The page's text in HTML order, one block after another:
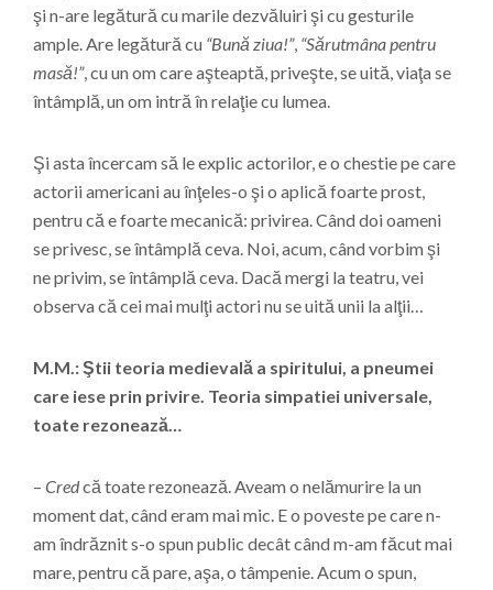
şi n-are legătură cu marile dezvăluiri şi cu gesturile
ample. Are legătură cu “Bună ziua!”, “Sărutmâna pentru
masă!”, cu un om care aşteaptă, priveşte, se uită, viaţa se
întâmplă, un om intră în relaţie cu lumea.
Şi asta încercam să le explic actorilor, e o chestie pe care
actorii americani au înţeles-o şi o aplică foarte prost,
pentru că e foarte mecanică: privirea. Când doi oameni
se privesc, se întâmplă ceva. Noi, acum, când vorbim şi
ne privim, se întâmplă ceva. Dacă mergi la teatru, vei
observa că cei mai mulţi actori nu se uită unii la alţii…
M.M.: Ştii teoria medievală a spiritului, a pneumei
care iese prin privire. Teoria simpatiei universale,
toate rezonează…
– Credcă toate rezonează. Aveam o nelămurire la un
moment dat, când eram mai mic. E o poveste pe care n-
am îndrăznit s-o spun public decât când m-am făcut mai
mare, pentru că pare, aşa, o tâmpenie. Acum o spun,